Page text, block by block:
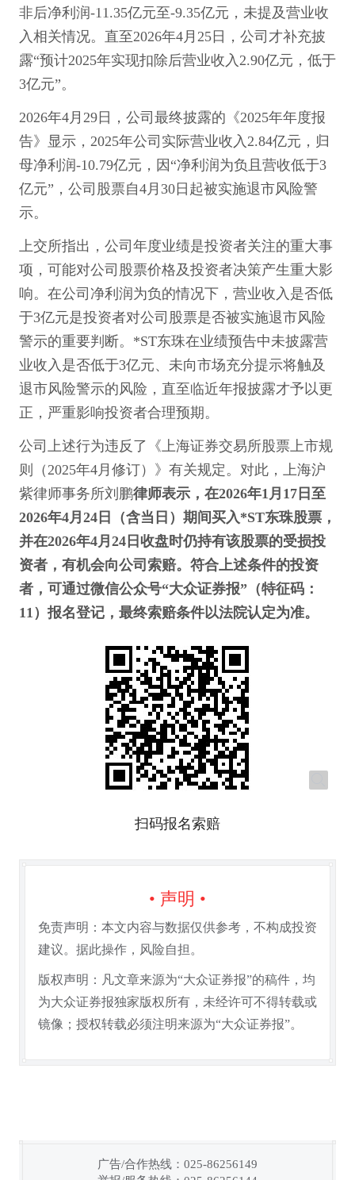
非后净利润-11.35亿元至-9.35亿元，未提及营业收
入相关情况。直至2026年4月25日，公司才补充披
露“预计2025年实现扣除后营业收入2.90亿元，低于
3亿元”。
2026年4月29日，公司最终披露的《2025年年度报
告》显示，2025年公司实际营业收入2.84亿元，归
母净利润-10.79亿元，因“净利润为负且营收低于3
亿元”，公司股票自4月30日起被实施退市风险警
示。
上交所指出，公司年度业绩是投资者关注的重大事
项，可能对公司股票价格及投资者决策产生重大影
响。在公司净利润为负的情况下，营业收入是否低
于3亿元是投资者对公司股票是否被实施退市风险
警示的重要判断。*ST东珠在业绩预告中未披露营
业收入是否低于3亿元、未向市场充分提示将触及
退市风险警示的风险，直至临近年报披露才予以更
正，严重影响投资者合理预期。
公司上述行为违反了《上海证券交易所股票上市规
则（2025年4月修订）》有关规定。对此，上海沪
紫律师事务所刘鹏律师表示，在2026年1月17日至
2026年4月24日（含当日）期间买入*ST东珠股票，
并在2026年4月24日收盘时仍持有该股票的受损投
资者，有机会向公司索赔。符合上述条件的投资
者，可通过微信公众号“大众证券报”（特征码：
11）报名登记，最终索赔条件以法院认定为准。
扫码报名索赔
• 声明 •
免责声明：本文内容与数据仅供参考，不构成投资
建议。据此操作，风险自担。
版权声明：凡文章来源为“大众证券报”的稿件，均
为大众证券报独家版权所有，未经许可不得转载或
镜像；授权转载必须注明来源为“大众证券报”。
广告/合作热线：025-86256149